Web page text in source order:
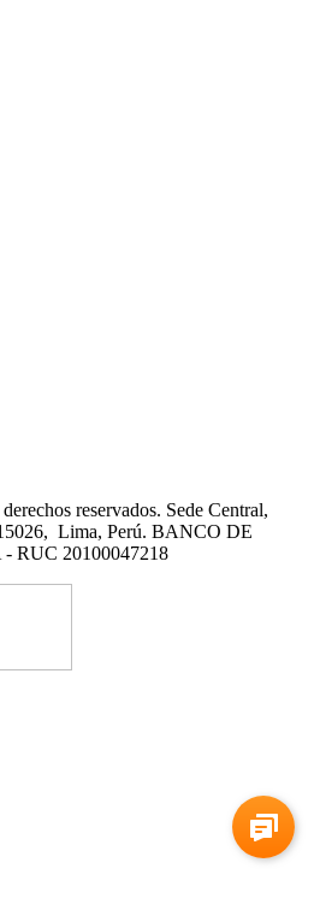
reservados. Sede Central,
Lima, Perú. BANCO DE
RUC 20100047218